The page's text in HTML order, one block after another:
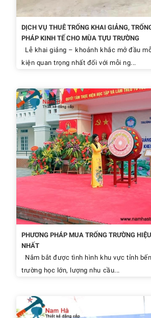
DỊCH VỤ THUÊ TRỐNG KHAI GIẢNG,
PHÁP KINH TẾ CHO MÙA TỰU TRƯỜNG
Lễ khai giảng – khoảnh khắc mở đầu
kiện quan trọng nhất đối với mỗi ng...
PHƯƠNG PHÁP MUA TRỐNG TRƯỜNG
NHẤT
Nắm bắt được tình hình khu vực tỉnh
trường học lớn, lượng nhu cầu...